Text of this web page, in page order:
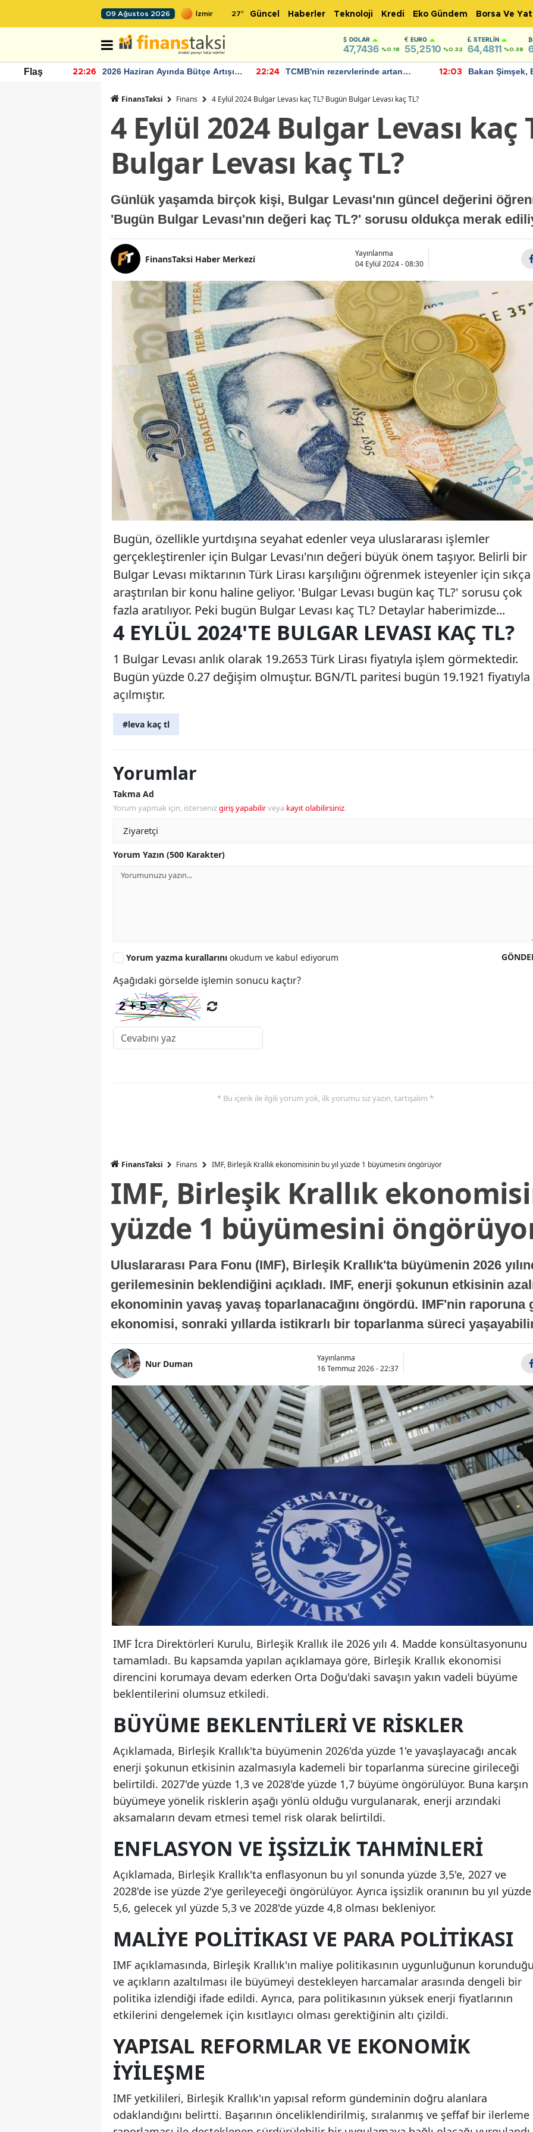
09 Ağustos 2026 27° Güncel Haberler Teknoloji Kredi Eko Gündem Borsa Ve
DOLAR
47,7436 %0.18
EURO
55,2510 %0.32
STERLIN
64,4811 %0.38
Flaş 22:26
2026 Haziran Ayında Bütçe Artışı
22:24
TCMB'nin rezervlerinde artan
12:03
Bakan Şimşek,
FinansTaksi Finans 4 Eylül 2024 Bulgar Levası kaç TL? Bugün Bulgar Levası kaç TL?
4 Eylül 2024 Bulgar Levası kaç
Bulgar Levası kaç TL?
Günlük yaşamda birçok kişi, Bulgar Levası'nın güncel değerini
'Bugün Bulgar Levası'nın değeri kaç TL?' sorusu oldukça merak
FinansTaksi Haber Merkezi
Yayınlanma
04 Eylül 2024 - 08:30
Bugün, özellikle yurtdışına seyahat edenler veya uluslararası işlemler
gerçekleştirenler için Bulgar Levası'nın değeri büyük önem taşıyor. Belirli bir
Bulgar Levası miktarının Türk Lirası karşılığını öğrenmek isteyenler için sıkça
araştırılan bir konu haline geliyor. 'Bulgar Levası bugün kaç TL?' sorusu çok
fazla aratılıyor. Peki bugün Bulgar Levası kaç TL? Detaylar haberimizde...
4 EYLÜL 2024'TE BULGAR LEVASI KAÇ TL?
1 Bulgar Levası anlık olarak 19.2653 Türk Lirası fiyatıyla işlem görmektedir.
Bugün yüzde 0.27 değişim olmuştur. BGN/TL paritesi bugün 19.1921 fiyatıyla
açılmıştır.
#leva kaç tl
Yorumlar
Takma Ad
Yorum yapmak için, istersenizgiriş yapabilirveya kayıt olabilirsiniz.
Yorum Yazın (500 Karakter)
Yorum yazma kurallarını okudum ve kabul ediyorum
Aşağıdaki görselde işlemin sonucu kaçtır?
* Bu içerik ile ilgili yorum yok, ilk yorumu siz yazın, tartışalım *
FinansTaksi Finans IMF, Birleşik Krallık ekonomisinin bu yıl yüzde 1 büyümesini öngörüyor
IMF, Birleşik Krallık
yüzde 1 büyümesini
Uluslararası Para Fonu (IMF), Birleşik Krallık'ta büyümenin 2026
gerilemesinin beklendiğini açıkladı. IMF, enerji şokunun etkisinin
ekonominin yavaş yavaş toparlanacağını öngördü. IMF'nin raporuna
ekonomisi, sonraki yıllarda istikrarlı bir toparlanma süreci
Nur Duman
Yayınlanma
16 Temmuz 2026 - 22:37
IMF İcra Direktörleri Kurulu, Birleşik Krallık ile 2026 yılı 4. Madde konsültasyonunu
tamamladı. Bu kapsamda yapılan açıklamaya göre, Birleşik Krallık ekonomisi
direncini korumaya devam ederken Orta Doğu'daki savaşın yakın vadeli büyüme
beklentilerini olumsuz etkiledi.
BÜYÜME BEKLENTILERI VE RISKLER
Açıklamada, Birleşik Krallık'ta büyümenin 2026'da yüzde 1'e yavaşlayacağı ancak
enerji şokunun etkisinin azalmasıyla kademeli bir toparlanma sürecine girileceği
belirtildi. 2027'de yüzde 1,3 ve 2028'de yüzde 1,7 büyüme öngörülüyor. Buna karşın
büyümeye yönelik risklerin aşağı yönlü olduğu vurgulanarak, enerji arzındaki
aksamaların devam etmesi temel risk olarak belirtildi.
ENFLASYON VE İŞSIZLIK TAHMINLERI
Açıklamada, Birleşik Krallık'ta enflasyonun bu yıl sonunda yüzde 3,5'e, 2027 ve
2028'de ise yüzde 2'ye gerileyeceği öngörülüyor. Ayrıca işsizlik oranının bu yıl yüzde
5,6, gelecek yıl yüzde 5,3 ve 2028'de yüzde 4,8 olması bekleniyor.
MALIYE POLITIKASI VE PARA POLITIKASI
IMF açıklamasında, Birleşik Krallık'ın maliye politikasının uygunluğunun
ve açıkların azaltılması ile büyümeyi destekleyen harcamalar arasında dengeli bir
politika izlendiği ifade edildi. Ayrıca, para politikasının yüksek enerji fiyatlarının
etkilerini dengelemek için kısıtlayıcı olması gerektiğinin altı çizildi.
YAPISAL REFORMLAR VE EKONOMIK
İYILEŞME
IMF yetkilileri, Birleşik Krallık'ın yapısal reform gündeminin doğru alanlara
odaklandığını belirtti. Başarının önceliklendirilmiş, sıralanmış ve şeffaf bir ilerleme